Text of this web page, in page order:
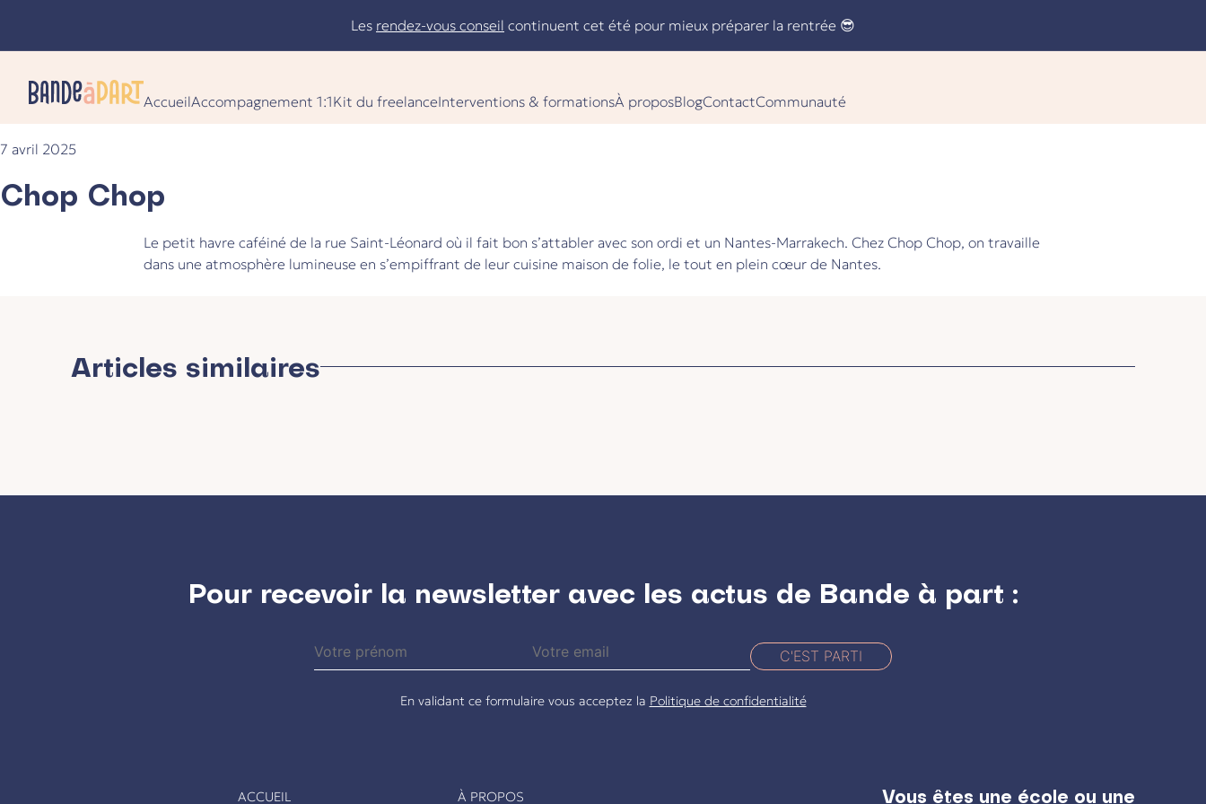
content
Les rendez-vous conseil continuent cet été pour mieux préparer la rentrée 😎
Le statut de freelance n’aura plus de secrets pour vous !
AccueilAccompagnement 1:1Kit du freelanceInterventions & formationsÀ proposBlogContactCommunauté
7 avril 2025
Chop Chop
Le petit havre caféiné de la rue Saint-Léonard où il fait bon s’attabler avec son ordi et un Nantes-Marrakech. Chez Chop Chop, on travaille
dans une atmosphère lumineuse en s’empiffrant de leur cuisine maison de folie, le tout en plein cœur de Nantes.
Articles similaires
Pour recevoir la newsletter avec les actus de Bande à part :
C'EST PARTI
En validant ce formulaire vous acceptez la Politique de confidentialité
ACCUEIL À PROPOS Vous êtes une école ou une